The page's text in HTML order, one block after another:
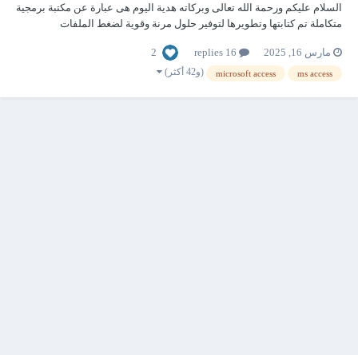
السلام عليكم ورحمة الله تعالى وبركاته هدية اليوم هى عبارة عن مكتبة برمجية
متكاملة تم كتابتها وتطويرها لتوفير حلول مرنة وقوية لضغط الملفات
عمليات الضغط وفك الضغط للملفات و المجلدات بإحترافيه ومرونه وتحكم
شامل فيما يلي...
مارس 16, 2025 2
ms access
microsoft access (و42 أكثر)